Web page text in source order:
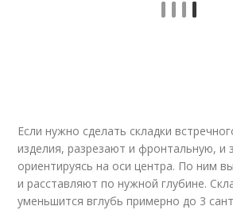
Если нужно сделать складки
изделия, разрезают и фронтальную, и
ориентируясь на оси центра. По ним
и расставляют по нужной глубине.
уменьшится вглубь примерно до 3